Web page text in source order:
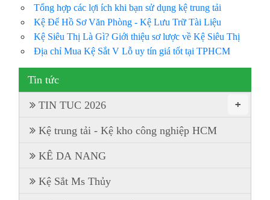
Tổng hợp các lợi ích khi bạn sử dụng kệ trung tải
Kệ Để Hồ Sơ Văn Phòng - Kệ Lưu Trữ Tài Liệu
Kệ Siêu Thị Là Gì? Giới thiệu sơ lược về Kệ Siêu Thị
Địa chỉ Mua Kệ Sắt V Lỗ uy tín giá tốt tại TPHCM
Tin tức
+
TIN TUC 2026
Kệ trung tải - Kệ kho công nghiệp HCM
KÊ DA NANG
Kệ Sắt Ms Thủy